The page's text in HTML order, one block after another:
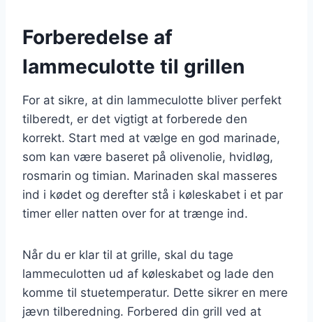
Forberedelse af
lammeculotte til grillen
For at sikre, at din lammeculotte bliver perfekt
tilberedt, er det vigtigt at forberede den
korrekt. Start med at vælge en god marinade,
som kan være baseret på olivenolie, hvidløg,
rosmarin og timian. Marinaden skal masseres
ind i kødet og derefter stå i køleskabet i et par
timer eller natten over for at trænge ind.
Når du er klar til at grille, skal du tage
lammeculotten ud af køleskabet og lade den
komme til stuetemperatur. Dette sikrer en mere
jævn tilberedning. Forbered din grill ved at